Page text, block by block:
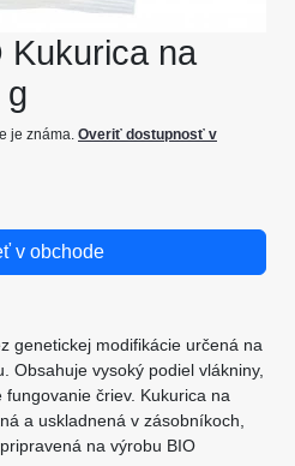
Kukurica na
g
je známa. Overiť dostupnosť v
v obchode
genetickej modifikácie určená na
Obsahuje vysoký podiel vlákniny,
čriev. Kukurica na
a uskladnená v zásobníkoch,
na výrobu BIO